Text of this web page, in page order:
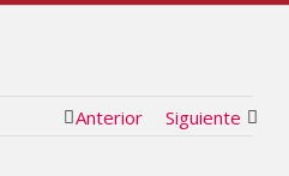
Anterior Siguiente